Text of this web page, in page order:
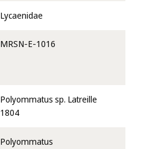
Lycaenidae
MRSN-E-1016
Polyommatus sp. Latreille
1804
Polyommatus